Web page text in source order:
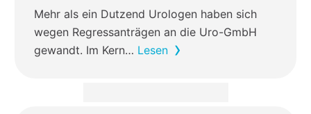
Mehr als ein Dutzend Urologen haben sich
wegen Regressanträgen an die Uro-GmbH
gewandt. Im Kern… Lesen